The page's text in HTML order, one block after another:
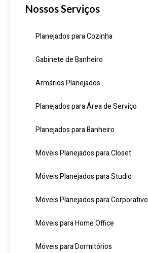
Nossos Serviços
Planejados para Cozinha
Gabinete de Banheiro
Armários Planejados
Planejados para Área de Serviço
Planejados para Banheiro
Móveis Planejados para Closet
Móveis Planejados para Studio
Móveis Planejados para Corporativo
Móveis para Home Office
Móveis para Dormitórios